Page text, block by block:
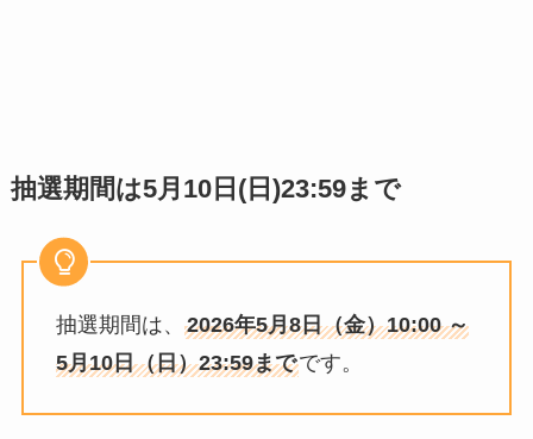
抽選期間は5月10日(日)23:59まで
抽選期間は、 2026年5月8日（金）10:00 ～
5月10日（日）23:59までです。